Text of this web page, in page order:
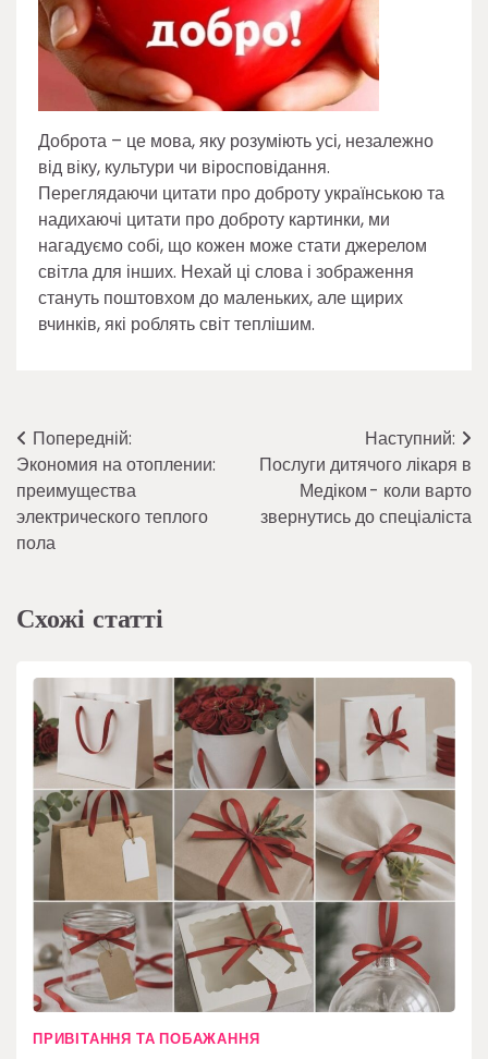
Доброта – це мова, яку розуміють усі, незалежно
від віку, культури чи віросповідання.
Переглядаючи цитати про доброту українською та
надихаючі цитати про доброту картинки, ми
нагадуємо собі, що кожен може стати джерелом
світла для інших. Нехай ці слова і зображення
стануть поштовхом до маленьких, але щирих
вчинків, які роблять світ теплішим.
Навігація
записів
Попередній:
Экономия на отоплении:
преимущества
электрического теплого
пола
Наступний:
Послуги дитячого лікаря в
Медіком - коли варто
звернутись до спеціаліста
Схожі статті
ПРИВІТАННЯ ТА ПОБАЖАННЯ